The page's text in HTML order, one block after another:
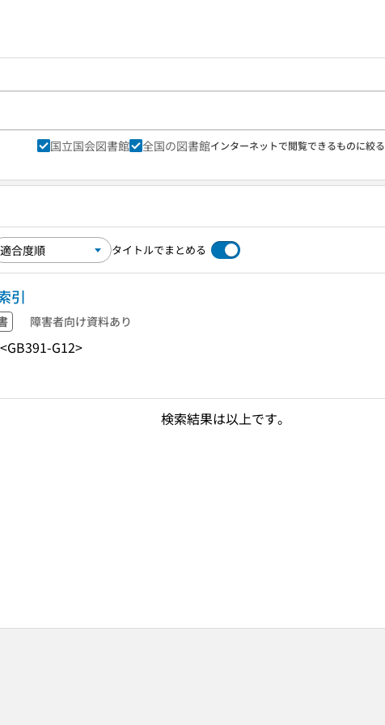
国立国会図書館 全国の図書館インターネットで閲覧できるものに絞る
タイトルでまとめる
引
障害者向け資料あり
<GB391-G12>
検索結果は以上です。